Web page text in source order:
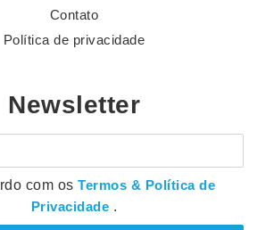
Contato
Política de privacidade
Newsletter
com osTermos & Política de
Privacidade .